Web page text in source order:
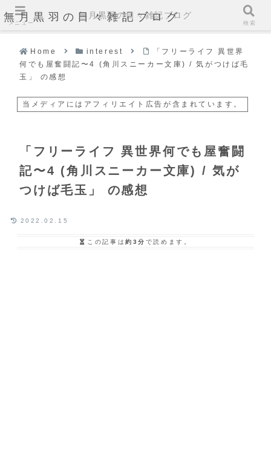
無月黒羽の日々雑記ブログ
Home interest
「フリーライフ 異世界
何でも屋奮闘記〜4 (角川スニーカー文庫) / 気がつけば毛
玉」 の感想
当メディアにはアフィリエイト広告が含まれています。
「フリーライフ 異世界何でも屋奮闘
記〜4 (角川スニーカー文庫) / 気が
つけば毛玉」 の感想
2022.02.15
この記事は約3分 で読めます。
メニュー
無月黒羽の日々雑記ブログ
検索